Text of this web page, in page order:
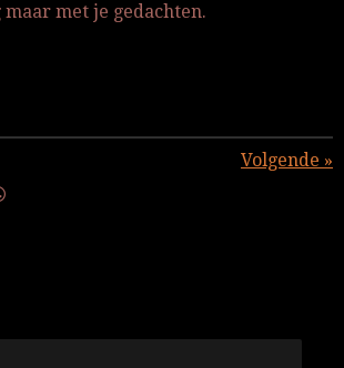
met je gedachten.
Volgende »